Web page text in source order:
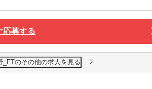
応募する
のその他の求人を見る